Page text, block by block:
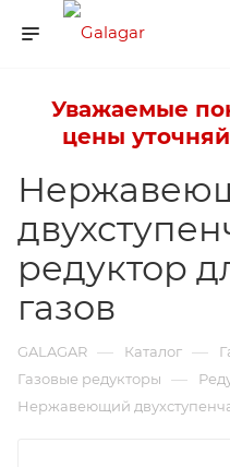
Уважаемые
цены
редуктор
газов
GALAGAR — Каталог —
Газовые редукторы —
Нержавеющий